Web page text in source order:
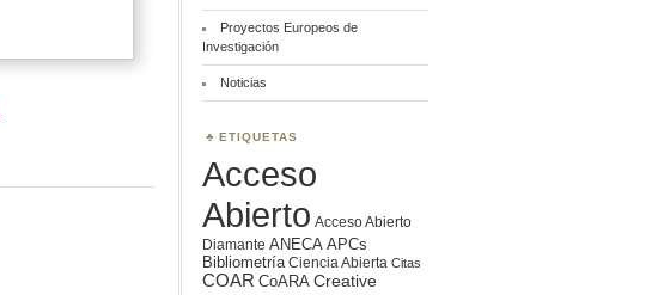
Proyectos Europeos de
Investigación
Noticias
ETIQUETAS
Acceso
Abierto Acceso Abierto
Diamante ANECA APCs
Bibliometría Ciencia Abierta Citas
COAR CoARA Creative